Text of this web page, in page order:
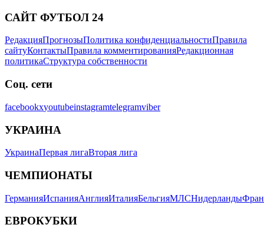
САЙТ ФУТБОЛ 24
РедакцияПрогнозыПолитика конфиденциальностиПравила
сайтуКонтактыПравила комментированияРедакционная
политикаСтруктура собственности
Соц. сети
facebookxyoutubeinstagramtelegramviber
УКРАИНА
УкраинаПервая лигаВторая лига
ЧЕМПИОНАТЫ
ГерманияИспанияАнглияИталияБельгияМЛСНидерланды
ЕВРОКУБКИ